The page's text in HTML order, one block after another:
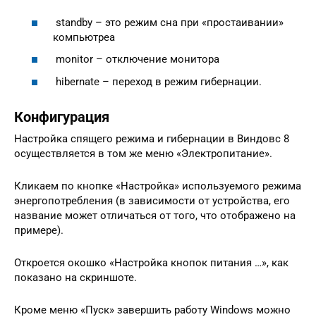
standby – это режим сна при «простаивании»
компьютреа
monitor – отключение монитора
hibernate – переход в режим гибернации.
Конфигурация
Настройка спящего режима и гибернации в Виндовс 8
осуществляется в том же меню «Электропитание».
Кликаем по кнопке «Настройка» используемого режима
энергопотребления (в зависимости от устройства, его
название может отличаться от того, что отображено на
примере).
Откроется окошко «Настройка кнопок питания …», как
показано на скриншоте.
Кроме меню «Пуск» завершить работу Windows можно